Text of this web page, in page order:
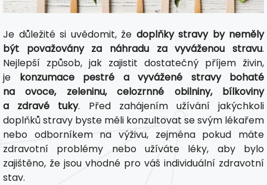
Je důležité si uvědomit, že doplňky stravy by neměly
být považovány za náhradu za vyváženou stravu.
Nejlepší způsob, jak zajistit dostatečný příjem živin,
je konzumace pestré a vyvážené stravy bohaté
na ovoce, zeleninu, celozrnné obilniny, bílkoviny
a zdravé tuky. Před zahájením užívání jakýchkoli
doplňků stravy byste měli konzultovat se svým lékařem
nebo odborníkem na výživu, zejména pokud máte
zdravotní problémy nebo užíváte léky, aby bylo
zajištěno, že jsou vhodné pro váš individuální zdravotní
stav.